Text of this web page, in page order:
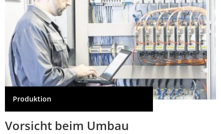
Produktion
Vorsicht beim Umbau